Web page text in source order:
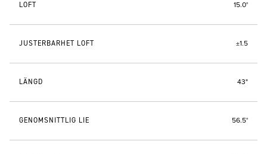
LOFT 15.0°
JUSTERBARHET LOFT ±1.5
LÄNGD 43"
GENOMSNITTLIG LIE 56.5°